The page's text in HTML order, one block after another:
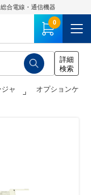
合電線・通信機器
0
ャ
オプションケ